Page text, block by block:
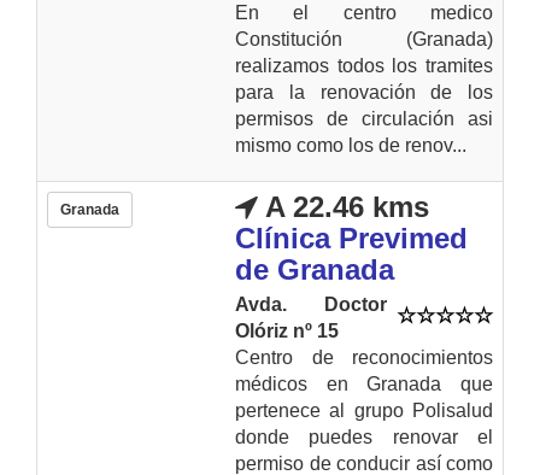
En el centro medico
Constitución (Granada)
realizamos todos los tramites
para la renovación de los
permisos de circulación asi
mismo como los de renov...
Granada
A 22.46 kms
Clínica Previmed
de Granada
Avda. Doctor
Olóriz nº 15
Centro de reconocimientos
médicos en Granada que
pertenece al grupo Polisalud
donde puedes renovar el
permiso de conducir así como